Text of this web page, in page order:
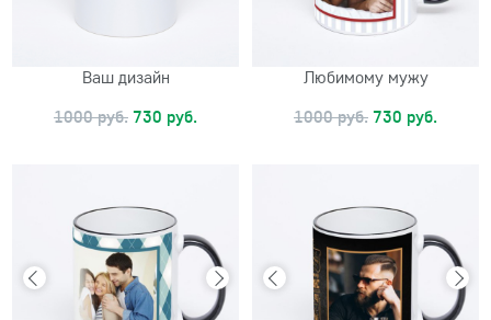
Ваш дизайн
1000 руб. 730 руб.
Любимому мужу
1000 руб. 730 руб.